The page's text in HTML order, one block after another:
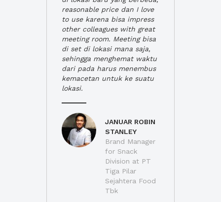
reasonable price dan I love
to use karena bisa impress
other colleagues with great
meeting room. Meeting bisa
di set di lokasi mana saja,
sehingga menghemat waktu
dari pada harus menembus
kemacetan untuk ke suatu
lokasi.
JANUAR ROBIN
STANLEY
Brand Manager
for Snack
Division at PT
Tiga Pilar
Sejahtera Food
Tbk